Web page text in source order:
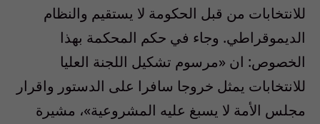
للانتخابات من قبل الحكومة لا يستقيم والنظام
الديموقراطي. وجاء في حكم المحكمة بهذا
الخصوص: ان «مرسوم تشكيل اللجنة العليا
للانتخابات يمثل خروجا سافرا على الدستور واقرار
مجلس الأمة لا يسبغ عليه المشروعية»، مشيرة